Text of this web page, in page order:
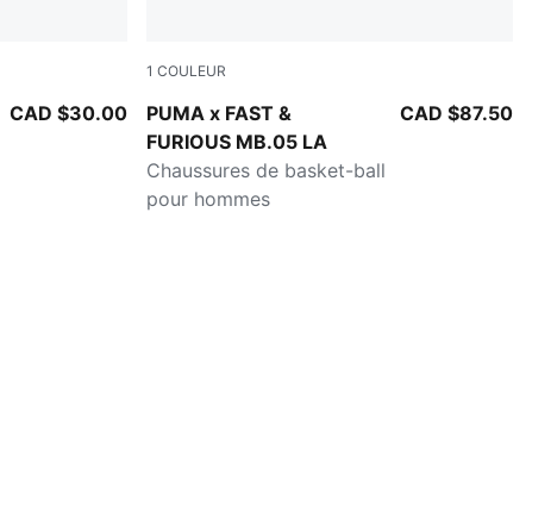
CAD $30.00
1 COULEUR
PUMA x FAST &
FURIOUS MB.05 LA
Heat Fire-Lux Lime
Chaussures de basket-ball
pour hommes
CAD $87.50